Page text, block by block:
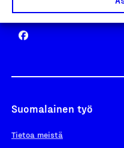
Yhteiskunnallinen
Suomalainen työ
Tietoa meistä